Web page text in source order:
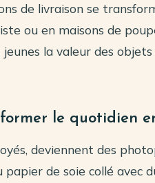
de livraison se
ou en maisons de
la valeur des
le quotidien
deviennent des
de soie collé avec